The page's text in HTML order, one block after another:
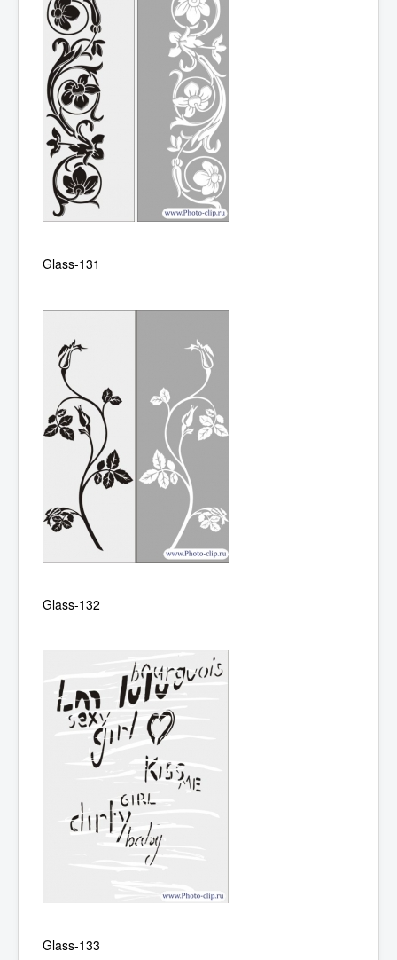
Glass-131
Glass-132
Glass-133